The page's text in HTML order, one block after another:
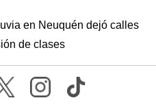
en Neuquén dejó calles
de clases